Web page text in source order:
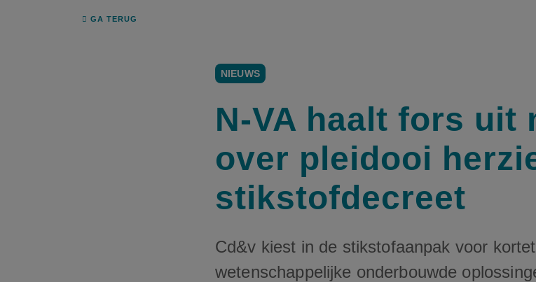
GA TERUG
NIEUWS
N-VA haalt fors uit
over pleidooi
stikstofdecreet
Cd&v kiest in de stikstofaanpak voor
wetenschappelijke onderbouwde